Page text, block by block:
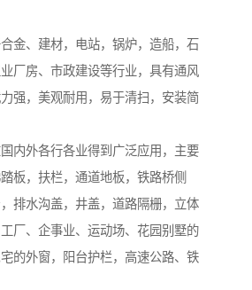
金、建材，电站，锅炉，造船，石
厂房、市政建设等行业，具有通风
强，美观耐用，易于清扫，安装简
内外各行各业得到广泛应用，主要
板，扶栏，通道地板，铁路桥侧
排水沟盖，井盖，道路隔栅，立体
厂、企事业、运动场、花园别墅的
的外窗，阳台护栏，高速公路、铁